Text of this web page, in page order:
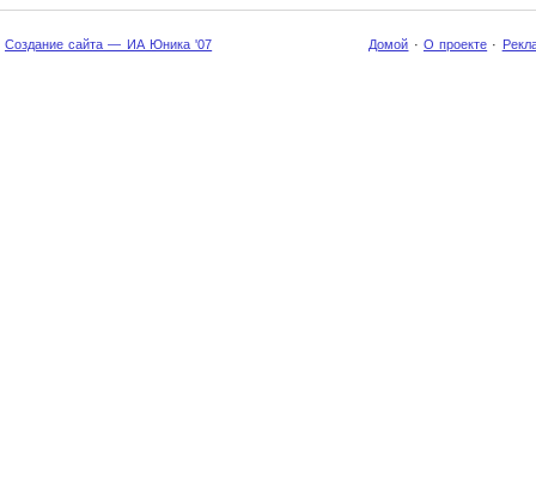
Создание сайта — ИА Юника '07 Домой · О проекте ·